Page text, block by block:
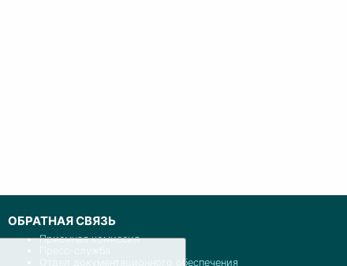
ОБРАТНАЯ СВЯЗЬ
Приемная комиссия
Отдел документационного обеспечения